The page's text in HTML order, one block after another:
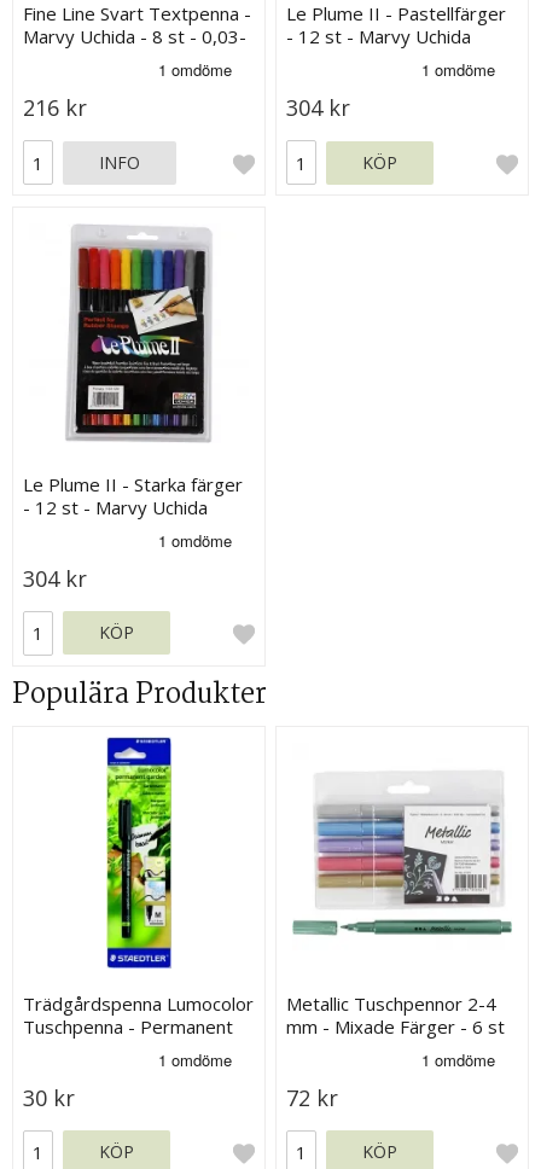
Fine Line Svart Textpenna -
Marvy Uchida - 8 st - 0,03-
216 kr
INFO
Le Plume II - Pastellfärger
- 12 st - Marvy Uchida
304 kr
KÖP
Le Plume II - Starka färger
- 12 st - Marvy Uchida
304 kr
KÖP
Populära Produkter
Trädgårdspenna Lumocolor
Tuschpenna - Permanent
30 kr
KÖP
Metallic Tuschpennor 2-4
mm - Mixade Färger - 6 st
72 kr
KÖP